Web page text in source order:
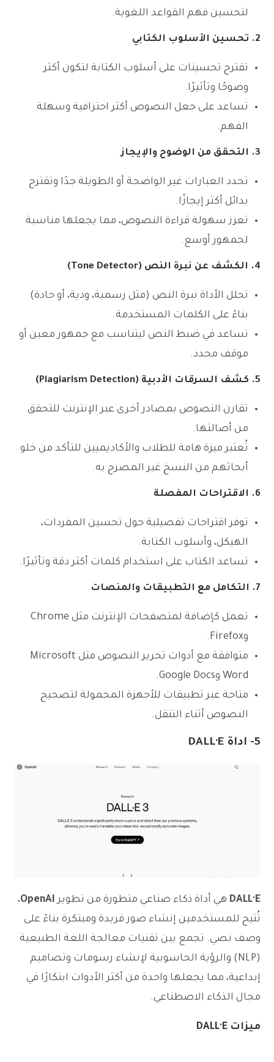
لتحسين فهم القواعد اللغوية.
2. تحسين الأسلوب الكتابي
تقترح تحسينات على أسلوب الكتابة لتكون أكثر
وضوحًا وتأثيرًا.
تساعد على جعل النصوص أكثر احترافية وسهلة
الفهم.
3. التحقق من الوضوح والإيجاز
تحدد العبارات غير الواضحة أو الطويلة جدًا وتقترح
بدائل أكثر إيجازًا.
تعزز سهولة قراءة النصوص، مما يجعلها مناسبة
لجمهور أوسع.
4. الكشف عن نبرة النص (Tone Detector)
تحلل الأداة نبرة النص (مثل رسمية، ودية، أو حادة)
بناءً على الكلمات المستخدمة.
تساعد في ضبط النص ليتناسب مع جمهور معين أو
موقف محدد.
5. كشف السرقات الأدبية (Plagiarism Detection)
تقارن النصوص بمصادر أخرى عبر الإنترنت للتحقق
من أصالتها.
تُعتبر ميزة هامة للطلاب والأكاديميين للتأكد من خلو
أبحاثهم من النسخ غير المصرح به.
6. الاقتراحات المفصلة
توفر اقتراحات تفصيلية حول تحسين المفردات،
الهيكل، وأسلوب الكتابة.
تساعد الكتاب على استخدام كلمات أكثر دقة وتأثيرًا.
7. التكامل مع التطبيقات والمنصات
تعمل كإضافة لمتصفحات الإنترنت مثل Chrome
وFirefox.
متوافقة مع أدوات تحرير النصوص مثل Microsoft
Word وGoogle Docs.
متاحة عبر تطبيقات للأجهزة المحمولة لتصحيح
النصوص أثناء التنقل.
5- اداة DALL·E
DALL·E هي أداة ذكاء صناعي متطورة من تطويرOpenAI،
تُتيح للمستخدمين إنشاء صور فريدة ومبتكرة بناءً على
وصف نصي. تجمع بين تقنيات معالجة اللغة الطبيعية
(NLP) والرؤية الحاسوبية لإنشاء رسومات وتصاميم
إبداعية، مما يجعلها واحدة من أكثر الأدوات ابتكارًا في
مجال الذكاء الاصطناعي.
ميزات DALL·E